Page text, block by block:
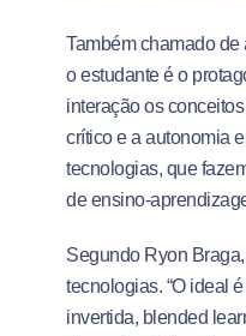
Também chamado
o estudante é o
interação os
crítico e a autonomia
tecnologias, que
de ensino-
Segundo Ryon
tecnologias. “O ideal
invertida, blended